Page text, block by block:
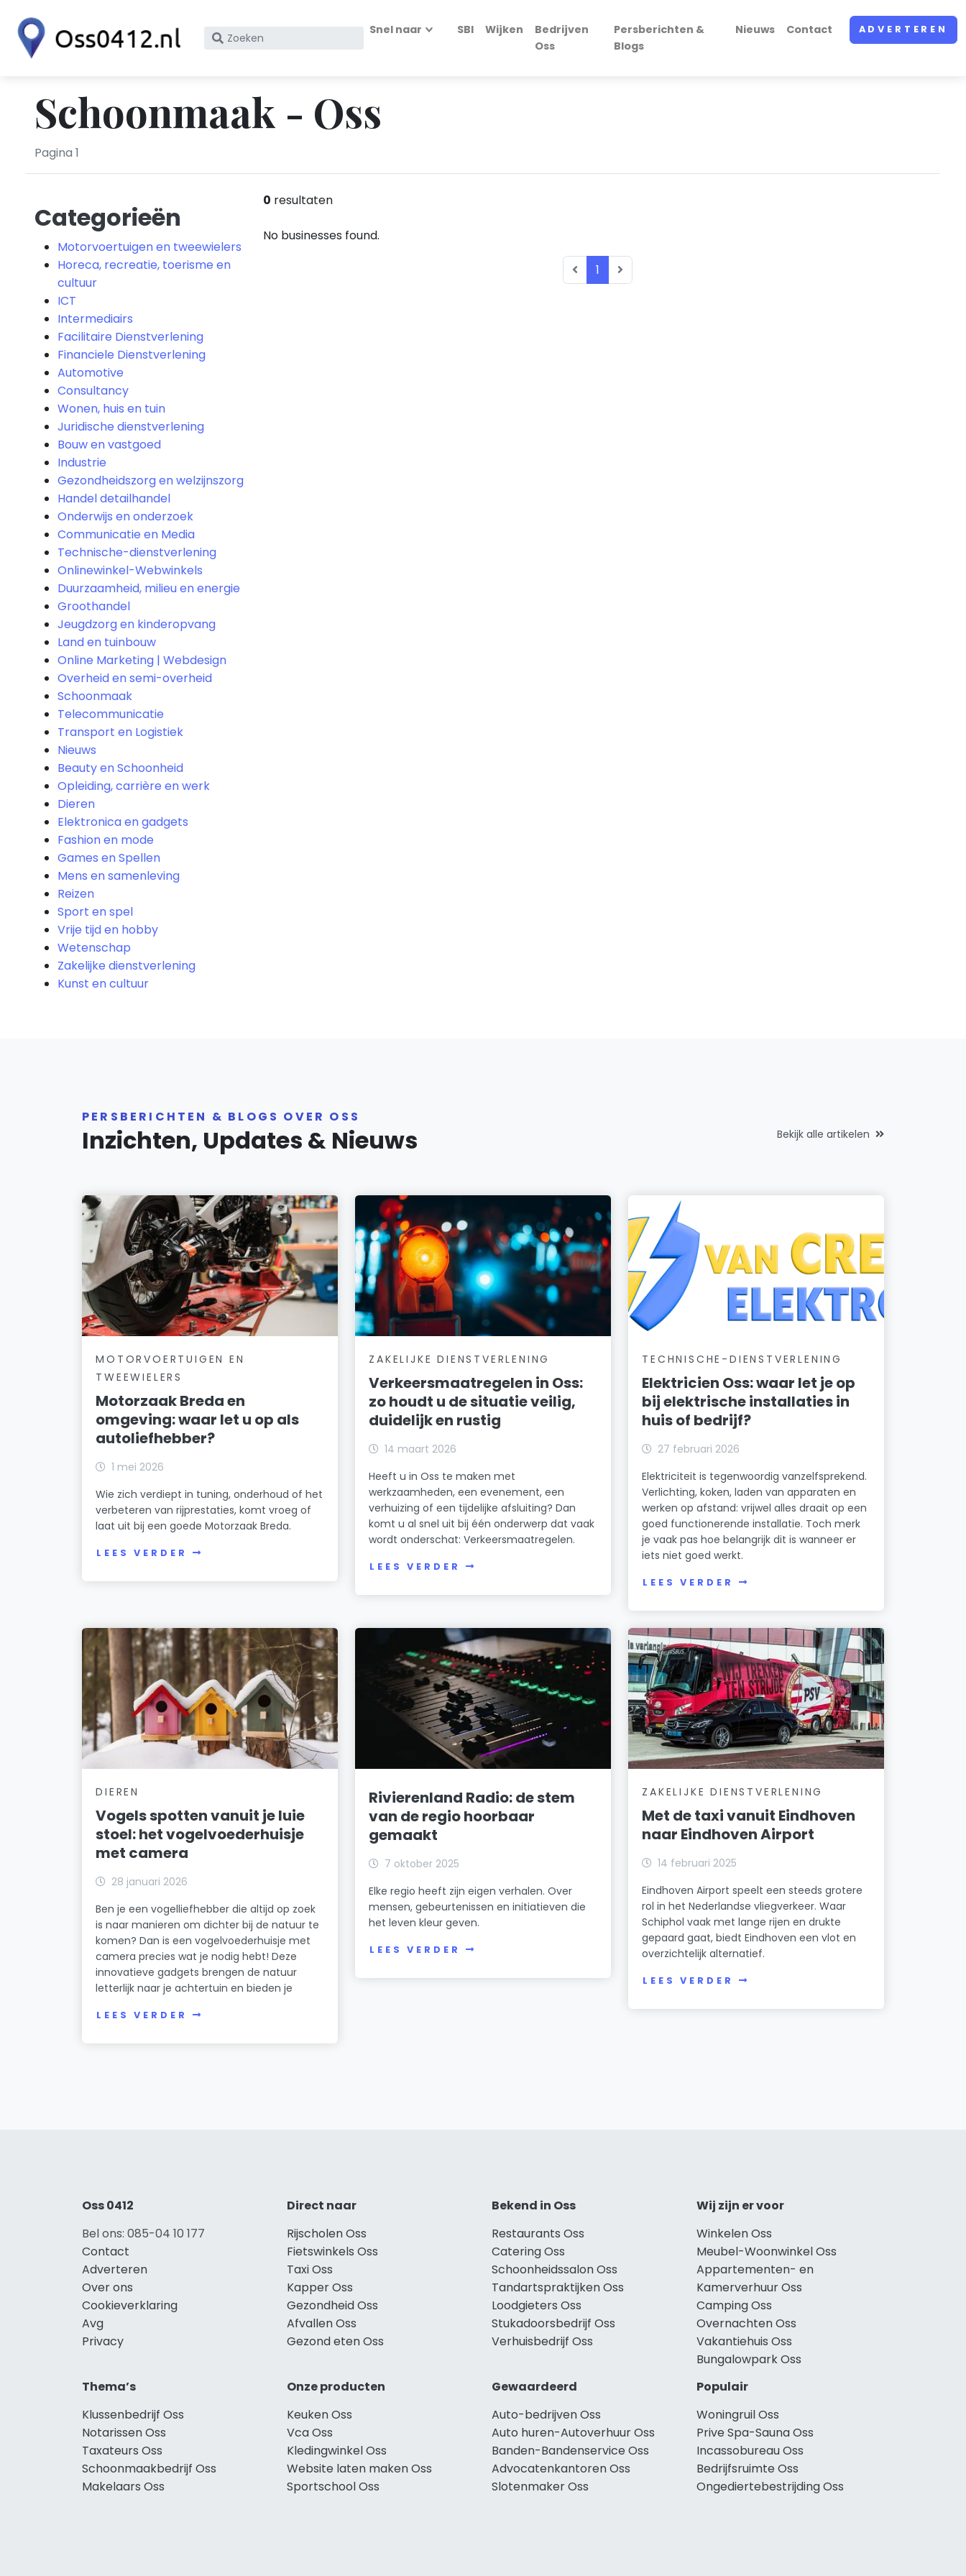
Zoek
KvK
nummer
Snel naar SBI Wijken
Bedrijven
Oss
Persberichten &
Blogs
Nieuws Contact ADVERTEREN
Schoonmaak - Oss
Pagina 1
Categorieën
Motorvoertuigen en tweewielers
Horeca, recreatie, toerisme en
cultuur
ICT
Intermediairs
Facilitaire Dienstverlening
Financiele Dienstverlening
Automotive
Consultancy
Wonen, huis en tuin
Juridische dienstverlening
Bouw en vastgoed
Industrie
Gezondheidszorg en welzijnszorg
Handel detailhandel
Onderwijs en onderzoek
Communicatie en Media
Technische-dienstverlening
Onlinewinkel-Webwinkels
Duurzaamheid, milieu en energie
Groothandel
Jeugdzorg en kinderopvang
Land en tuinbouw
Online Marketing | Webdesign
Overheid en semi-overheid
Schoonmaak
Telecommunicatie
Transport en Logistiek
Nieuws
Beauty en Schoonheid
Opleiding, carrière en werk
Dieren
Elektronica en gadgets
Fashion en mode
Games en Spellen
Mens en samenleving
Reizen
Sport en spel
Vrije tijd en hobby
Wetenschap
Zakelijke dienstverlening
Kunst en cultuur
0 resultaten
No businesses found.
1
PERSBERICHTEN & BLOGS OVER OSS
Inzichten, Updates & Nieuws Bekijk alle artikelen
MOTORVOERTUIGEN EN
TWEEWIELERS
Motorzaak Breda en
omgeving: waar let u op als
autoliefhebber?
1 mei 2026
Wie zich verdiept in tuning, onderhoud of het
verbeteren van rijprestaties, komt vroeg of
laat uit bij een goede Motorzaak Breda.
LEES VERDER
ZAKELIJKE DIENSTVERLENING
Verkeersmaatregelen in Oss:
zo houdt u de situatie veilig,
duidelijk en rustig
14 maart 2026
Heeft u in Oss te maken met
werkzaamheden, een evenement, een
verhuizing of een tijdelijke afsluiting? Dan
komt u al snel uit bij één onderwerp dat vaak
wordt onderschat: Verkeersmaatregelen.
LEES VERDER
TECHNISCHE-DIENSTVERLENING
Elektricien Oss: waar let je op
bij elektrische installaties in
huis of bedrijf?
27 februari 2026
Elektriciteit is tegenwoordig vanzelfsprekend.
Verlichting, koken, laden van apparaten en
werken op afstand: vrijwel alles draait op een
goed functionerende installatie. Toch merk
je vaak pas hoe belangrijk dit is wanneer er
iets niet goed werkt.
LEES VERDER
DIEREN
Vogels spotten vanuit je luie
stoel: het vogelvoederhuisje
met camera
28 januari 2026
Ben je een vogelliefhebber die altijd op zoek
is naar manieren om dichter bij de natuur te
komen? Dan is een vogelvoederhuisje met
camera precies wat je nodig hebt! Deze
innovatieve gadgets brengen de natuur
letterlijk naar je achtertuin en bieden je
LEES VERDER
Rivierenland Radio: de stem
van de regio hoorbaar
gemaakt
7 oktober 2025
Elke regio heeft zijn eigen verhalen. Over
mensen, gebeurtenissen en initiatieven die
het leven kleur geven.
LEES VERDER
ZAKELIJKE DIENSTVERLENING
Met de taxi vanuit Eindhoven
naar Eindhoven Airport
14 februari 2025
Eindhoven Airport speelt een steeds grotere
rol in het Nederlandse vliegverkeer. Waar
Schiphol vaak met lange rijen en drukte
gepaard gaat, biedt Eindhoven een vlot en
overzichtelijk alternatief.
LEES VERDER
Oss 0412
Bel ons: 085-04 10 177
Contact
Adverteren
Over ons
Cookieverklaring
Avg
Privacy
Direct naar
Rijscholen Oss
Fietswinkels Oss
Taxi Oss
Kapper Oss
Gezondheid Oss
Afvallen Oss
Gezond eten Oss
Bekend in Oss
Restaurants Oss
Catering Oss
Schoonheidssalon Oss
Tandartspraktijken Oss
Loodgieters Oss
Stukadoorsbedrijf Oss
Verhuisbedrijf Oss
Wij zijn er voor
Winkelen Oss
Meubel-Woonwinkel Oss
Appartementen- en
Kamerverhuur Oss
Camping Oss
Overnachten Oss
Vakantiehuis Oss
Bungalowpark Oss
Thema’s
Klussenbedrijf Oss
Notarissen Oss
Taxateurs Oss
Schoonmaakbedrijf Oss
Makelaars Oss
Onze producten
Keuken Oss
Vca Oss
Kledingwinkel Oss
Website laten maken Oss
Sportschool Oss
Gewaardeerd
Auto-bedrijven Oss
Auto huren-Autoverhuur Oss
Banden-Bandenservice Oss
Advocatenkantoren Oss
Slotenmaker Oss
Populair
Woningruil Oss
Prive Spa-Sauna Oss
Incassobureau Oss
Bedrijfsruimte Oss
Ongediertebestrijding Oss